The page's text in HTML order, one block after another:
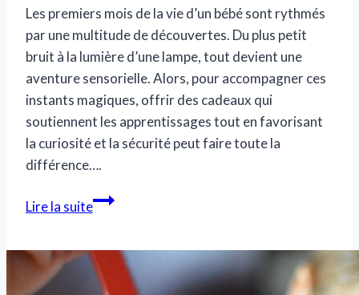
Les premiers mois de la vie d’un bébé sont rythmés
par une multitude de découvertes. Du plus petit
bruit à la lumière d’une lampe, tout devient une
aventure sensorielle. Alors, pour accompagner ces
instants magiques, offrir des cadeaux qui
soutiennent les apprentissages tout en favorisant
la curiosité et la sécurité peut faire toute la
différence….
Lire la suiteLes
pour
accompagner